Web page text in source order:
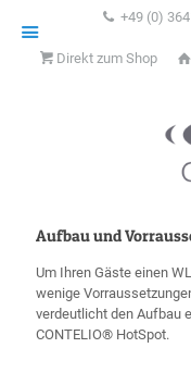
+49 (0)
Direkt zum Shop
Aufbau und
Um Ihren Gäste einen
wenige
verdeutlicht den Aufbau
CONTELIO® HotSpot.